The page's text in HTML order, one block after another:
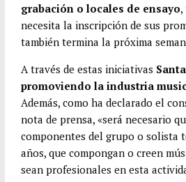
grabación o locales de ensayo
necesita la inscripción de sus
también termina la próxima
A través de estas iniciativas
promoviendo la industria
Además, como ha declarado el
nota de prensa, «será necesario
componentes del grupo o solista
años, que compongan o creen
sean profesionales en esta